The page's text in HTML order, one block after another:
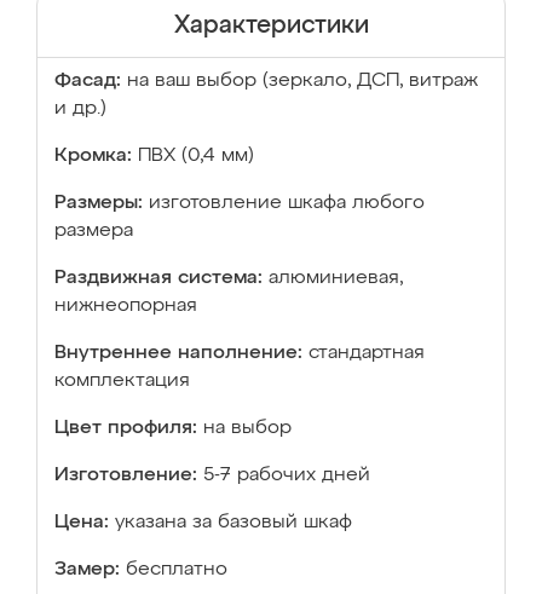
Характеристики
Фасад: на ваш выбор (зеркало, ДСП, витраж
и др.)
Кромка: ПВХ (0,4 мм)
Размеры: изготовление шкафа любого
размера
Раздвижная система: алюминиевая,
нижнеопорная
Внутреннее наполнение: стандартная
комплектация
Цвет профиля: на выбор
Изготовление: 5-7 рабочих дней
Цена: указана за базовый шкаф
Замер: бесплатно